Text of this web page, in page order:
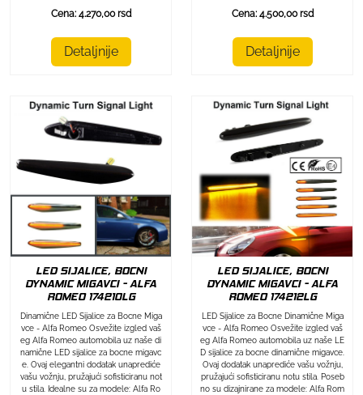
Cena: 4.270,00 rsd
Detaljnije
Cena: 4.500,00 rsd
Detaljnije
LED SIJALICE, BOCNI
DYNAMIC MIGAVCI - ALFA
ROMEO 174210LG
Dinamične LED Sijalice za Bocne Miga
vce - Alfa Romeo Osvežite izgled vaš
eg Alfa Romeo automobila uz naše di
namične LED sijalice za bocne migavc
e. Ovaj elegantni dodatak unaprediće
vašu vožnju, pružajući sofisticiranu not
u stila. Idealne su za modele: Alfa Ro
LED SIJALICE, BOCNI
DYNAMIC MIGAVCI - ALFA
ROMEO 174212LG
LED Sijalice za Bocne Dinamične Miga
vce - Alfa Romeo Osvežite izgled vaš
eg Alfa Romeo automobila uz naše LE
D sijalice za bocne dinamične migavce.
Ovaj dodatak unaprediće vašu vožnju,
pružajući sofisticiranu notu stila. Poseb
no su dizajnirane za modele: Alfa Rom